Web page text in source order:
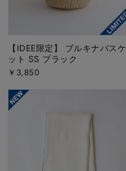
【IDEE限定】 ブルキナバスケ
ット SS ブラック
￥3,850